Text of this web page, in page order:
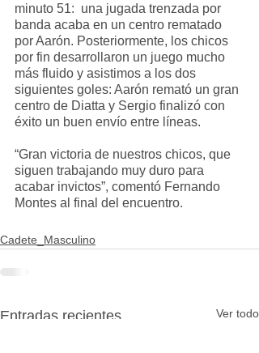
minuto 51:  una jugada trenzada por
banda acaba en un centro rematado
por Aarón. Posteriormente, los chicos
por fin desarrollaron un juego mucho
más fluido y asistimos a los dos
siguientes goles: Aarón remató un gran
centro de Diatta y Sergio finalizó con
éxito un buen envío entre líneas.
“Gran victoria de nuestros chicos, que
siguen trabajando muy duro para
acabar invictos”, comentó Fernando
Montes al final del encuentro.
Cadete_Masculino
Entradas recientes Ver todo